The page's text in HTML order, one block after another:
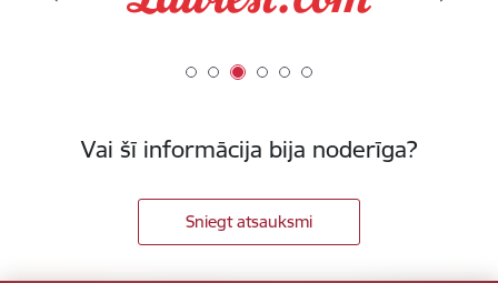
Vai šī informācija bija noderīga?
Sniegt atsauksmi